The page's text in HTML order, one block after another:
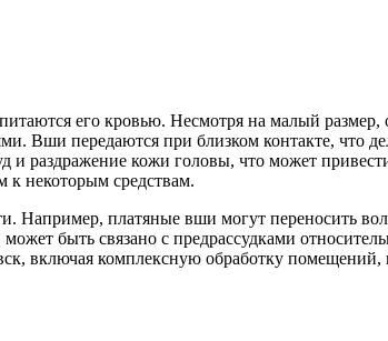
его кровью. Несмотря на малый размер,
Вши передаются при близком контакте, что
и раздражение кожи головы, что может
к некоторым средствам.
Например, платяные вши могут переносить
быть связано с предрассудками
включая комплексную обработку помещений,